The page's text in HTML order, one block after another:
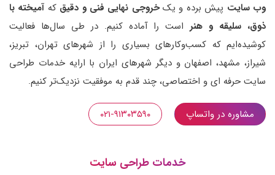
وب سایت پیش برده و یکخروجی نهایی فنی و دقیق که آمیخته با
ذوق، سلیقه و هنراست را آماده کنیم. در طی سال‌ها فعالیت
کوشیده‌ایم که کسب‌وکارهای بسیاری را از شهرهای تهران، تبریز،
شیراز، مشهد، اصفهان و دیگر شهرهای ایران با ارایه خدمات طراحی
سایت حرفه ای و اختصاصی، چند قدم به موفقیت نزدیک‌تر کنیم.
مشاوره در واتساپ ۰۲۱-۹۱۳۰۳۵۹۰
خدمات طراحی سایت